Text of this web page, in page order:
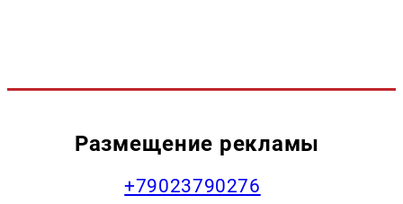
Размещение рекламы
+79023790276